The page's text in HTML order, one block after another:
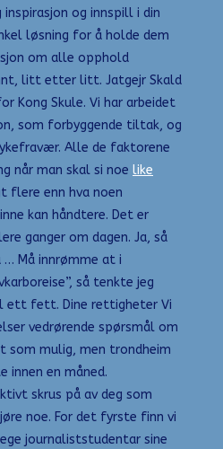
inspirasjon og innspill i din
løsning for å holde dem
om alle opphold
litt etter litt. Jatgejr Skald
Kong Skule. Vi har arbeidet
som forbyggende tiltak, og
Alle de faktorene
når man skal si noe like
flere enn hva noen
kan håndtere. Det er
ganger om dagen. Ja, så
Må innrømme at i
så tenkte jeg
ett fett. Dine rettigheter Vi
vedrørende spørsmål om
som mulig, men trondheim
innen en måned.
skrus på av deg som
noe. For det fyrste finn vi
journaliststudentar sine